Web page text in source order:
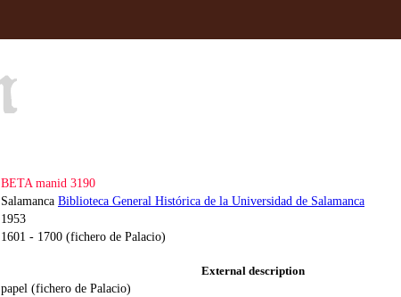
BETA manid 3190
Salamanca Biblioteca General Histórica de la Universidad de Salamanca
1953
1601 - 1700 (fichero de Palacio)
External description
papel (fichero de Palacio)